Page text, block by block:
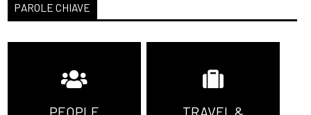
PAROLE CHIAVE
PEOPLE TRAVEL &